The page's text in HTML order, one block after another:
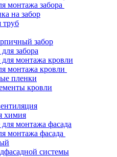
монтажа забора
на забор
труб
забор
забора
монтажа кровли
пленки
кровли
химия
монтажа фасада
системы